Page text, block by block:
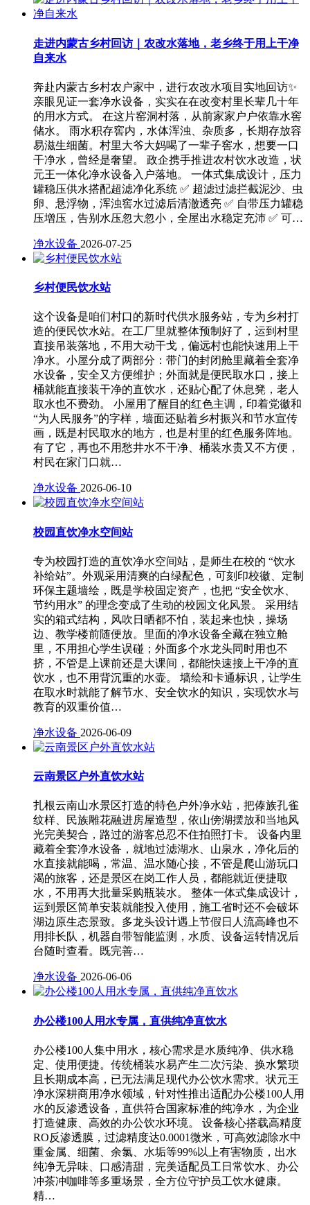
走进内蒙古乡村回访｜农改水落地，老乡终于用上干净
自来水
奔赴内蒙古乡村农户家中，进行农改水项目实地回访✨
亲眼见证一套净水设备，实实在在改变村里长辈几十年
的用水方式。 在这片窑洞村落，从前家家户户依靠水窖
储水。 雨水积存窖内，水体浑浊、杂质多，长期存放容
易滋生细菌。村里大爷大妈喝了一辈子窖水，想要一口
干净水，曾经是奢望。 政企携手推进农村饮水改造，状
元王一体化净水设备入户落地。 一体式集成设计，压力
罐稳压供水搭配超滤净化系统 ✅ 超滤过滤拦截泥沙、虫
卵、悬浮物，浑浊窖水过滤后清澈透亮 ✅ 自带压力罐稳
压增压，告别水压忽大忽小，全屋出水稳定充沛 ✅ 可…
净水设备 2026-07-25
乡村便民饮水站
这个设备是咱们村口的新时代供水服务站，专为乡村打
造的便民饮水站。在工厂里就整体预制好了，运到村里
直接吊装落地，不用大动干戈，偏远村也能快速用上干
净水。小屋分成了两部分：带门的封闭舱里藏着全套净
水设备，安全又方便维护；外面就是便民取水口，接上
桶就能直接装干净的直饮水，还贴心配了休息凳，老人
取水也不费劲。 小屋用了醒目的红色主调，印着党徽和
“为人民服务”的字样，墙面还贴着乡村振兴和节水宣传
画，既是村民取水的地方，也是村里的红色服务阵地。
有了它，再也不用愁井水不干净、桶装水贵又不方便，
村民在家门口就…
净水设备 2026-06-10
校园直饮净水空间站
专为校园打造的直饮净水空间站，是师生在校的 “饮水
补给站”。外观采用清爽的白绿配色，可刻印校徽、定制
环保主题墙绘，既是学校固定资产，也把 “安全饮水、
节约用水” 的理念变成了生动的校园文化风景。 采用结
实的箱式结构，风吹日晒都不怕，装起来也快，操场
边、教学楼前随便放。里面的净水设备全藏在独立舱
里，不用担心学生误碰；外面多个水龙头同时用也不
挤，不管是上课前还是大课间，都能快速接上干净的直
饮水，也不用背沉重的水壶。 墙绘和卡通标识，让学生
在取水时就能了解节水、安全饮水的知识，实现饮水与
教育的双重价值…
净水设备 2026-06-09
云南景区户外直饮水站
扎根云南山水景区打造的特色户外净水站，把傣族孔雀
纹样、民族雕花融进房屋造型，依山傍湖摆放和当地风
光完美契合，路过的游客总忍不住拍照打卡。 设备内里
藏着全套净水设备，就地过滤湖水、山泉水，净化后的
水直接就能喝，常温、温水随心接，不管是爬山游玩口
渴的旅客，还是景区在岗工作人员，都能就近便捷取
水，不用再大批量采购瓶装水。 整体一体式集成设计，
运到景区简单安装就能投入使用，施工省时还不会破坏
湖边原生态景致。多龙头设计遇上节假日人流高峰也不
用排长队，机器自带智能监测，水质、设备运转情况后
台随时查看。既完善…
净水设备 2026-06-06
办公楼100人用水专属，直供纯净直饮水
办公楼100人集中用水，核心需求是水质纯净、供水稳
定、使用便捷。传统桶装水易产生二次污染、换水繁琐
且长期成本高，已无法满足现代办公饮水需求。状元王
净水深耕商用净水领域，针对性推出适配办公楼100人用
水的反渗透设备，直供符合国家标准的纯净水，为企业
打造健康、高效的办公饮水环境。 设备核心搭载高精度
RO反渗透膜，过滤精度达0.0001微米，可高效滤除水中
重金属、细菌、余氯、水垢等99%以上有害物质，出水
纯净无异味、口感清甜，完美适配员工日常饮水、办公
冲茶冲咖啡等多重场景，全方位守护员工饮水健康。
精…